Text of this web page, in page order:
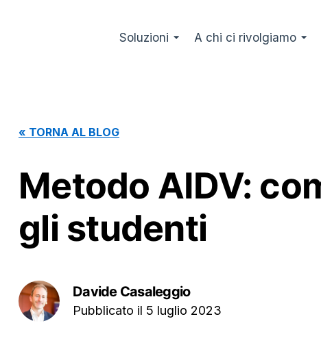
Soluzioni A chi ci rivolgiamo
« TORNA AL BLOG
Metodo AIDV:
gli studenti
Davide Casaleggio
Pubblicato il 5 luglio 2023